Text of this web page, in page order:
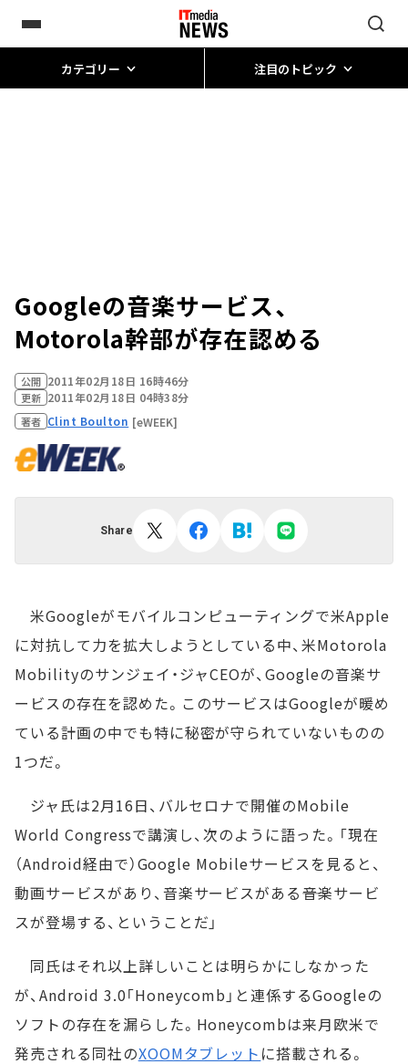
カテゴリー 注目のトピック
Googleの音楽サービス、
Motorola幹部が存在認める
公開 2011年02月18日 16時46分
更新 2011年02月18日 04時38分
著者 Clint Boulton [eWEEK]
Share
米Googleがモバイルコンピューティングで米Apple
に対抗して力を拡大しようとしている中、米Motorola
Mobilityのサンジェイ・ジャCEOが、Googleの音楽サ
ービスの存在を認めた。このサービスはGoogleが暖め
ている計画の中でも特に秘密が守られていないものの
1つだ。
ジャ氏は2月16日、バルセロナで開催のMobile
World Congressで講演し、次のように語った。「現在
（Android経由で）Google Mobileサービスを見ると、
動画サービスがあり、音楽サービスがある――音楽サービ
スが登場する、ということだ」
同氏はそれ以上詳しいことは明らかにしなかった
が、Android 3.0「Honeycomb」と連係するGoogleの
ソフトの存在を漏らした。Honeycombは来月欧米で
発売される同社のXOOMタブレット に搭載される。